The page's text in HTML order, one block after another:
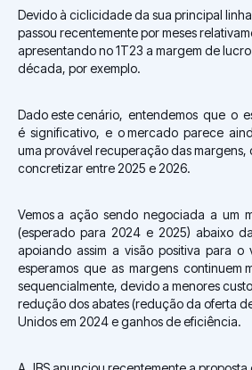
Devido à ciclicidade da sua principal
passou recentemente por meses
apresentando no 1T23 a margem de
década, por exemplo.
Dado este cenário, entendemos que o
é significativo, e o mercado parece
uma provável recuperação das margens,
concretizar entre 2025 e 2026.
Vemos a ação sendo negociada a um
(esperado para 2024 e 2025) abaixo
apoiando assim a visão positiva para o
esperamos que as margens continuem
sequencialmente, devido a menores
redução dos abates (redução da oferta
Unidos em 2024 e ganhos de eficiência.